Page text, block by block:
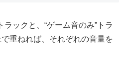
ラックと、“ゲーム音のみ”トラ
重ねれば、それぞれの音量を